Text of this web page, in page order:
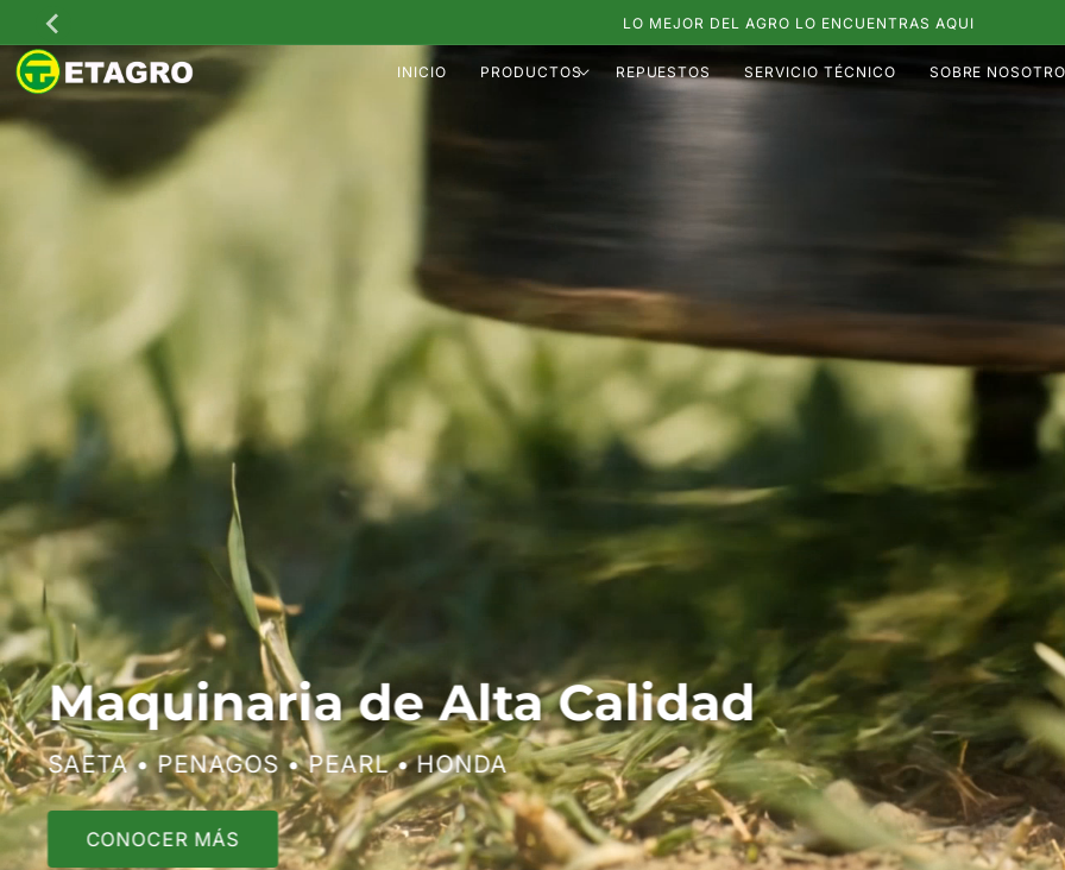
directamente
al contenido
LO MEJOR DEL AGRO LO ENCUENTRAS AQUI
INICIO PRODUCTOS REPUESTOS SERVICIO TÉCNICO SOBRE
Líder en Equipos
Agropecuarios
Soluciones para el campo y la industria colombiana
VER PRODUCTOS